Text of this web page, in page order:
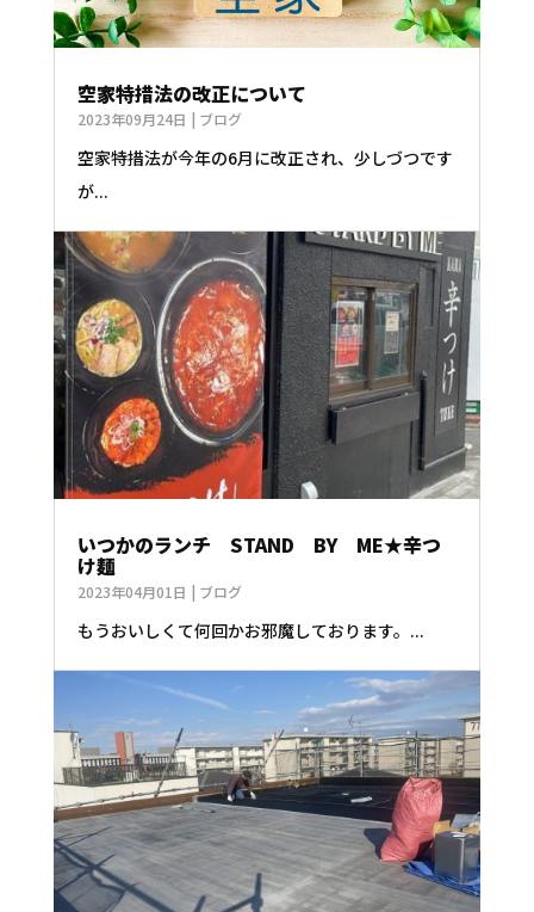
空家特措法の改正について
2023年09月24日 ブログ
空家特措法が今年の6月に改正され、少しづつです
が...
いつかのランチ STAND BY ME★辛つ
け麺
2023年04月01日 ブログ
もうおいしくて何回かお邪魔しております。...